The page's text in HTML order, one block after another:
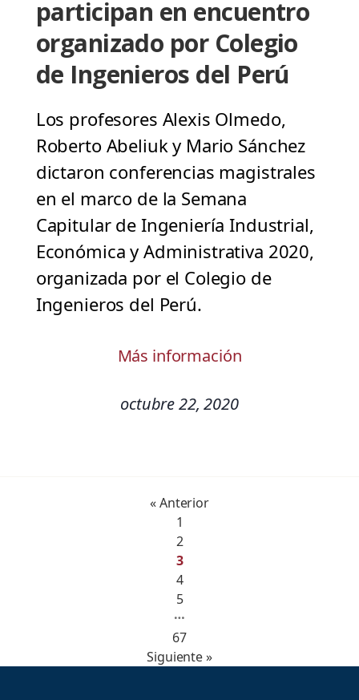
participan en encuentro
organizado por Colegio
de Ingenieros del Perú
Los profesores Alexis Olmedo,
Roberto Abeliuk y Mario Sánchez
dictaron conferencias magistrales
en el marco de la Semana
Capitular de Ingeniería Industrial,
Económica y Administrativa 2020,
organizada por el Colegio de
Ingenieros del Perú.
Más información
octubre 22, 2020
« Anterior
1
2
3
4
5
…
67
Siguiente »